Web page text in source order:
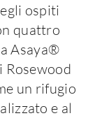
ospiti
quattro
Asaya®
Rosewood
un rifugio
e al